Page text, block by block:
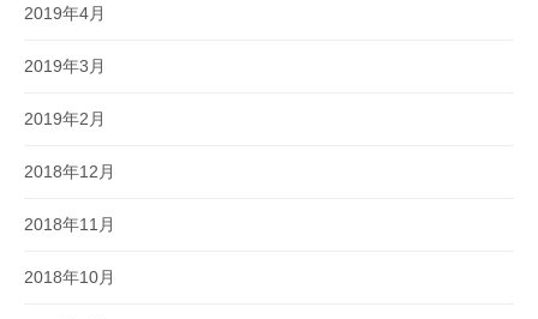
2019年4月
2019年3月
2019年2月
2018年12月
2018年11月
2018年10月